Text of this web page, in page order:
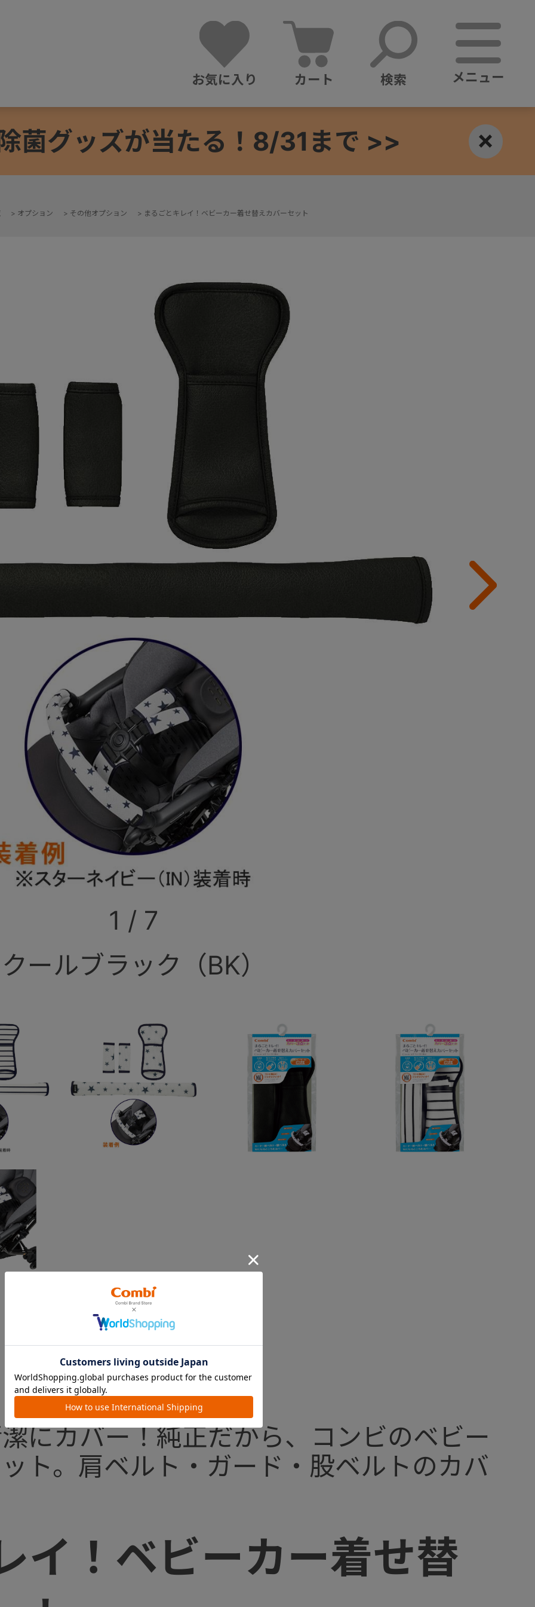
お気に入り カート 検索 メニュー
菌グッズが当たる！8/31まで >>
> オプション > その他オプション > まるごとキレイ！ベビーカー着せ替えカバーセット
クールブラック（BK）
1 / 7
イ！ベビーカー着せ替
にカバー！純正だから、コンビのベビー
ト。肩ベルト・ガード・股ベルトのカバ